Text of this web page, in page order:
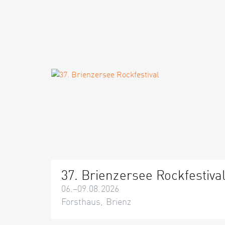
37. Brienzersee Rockfestival
06.–09.08.2026
Forsthaus, Brienz